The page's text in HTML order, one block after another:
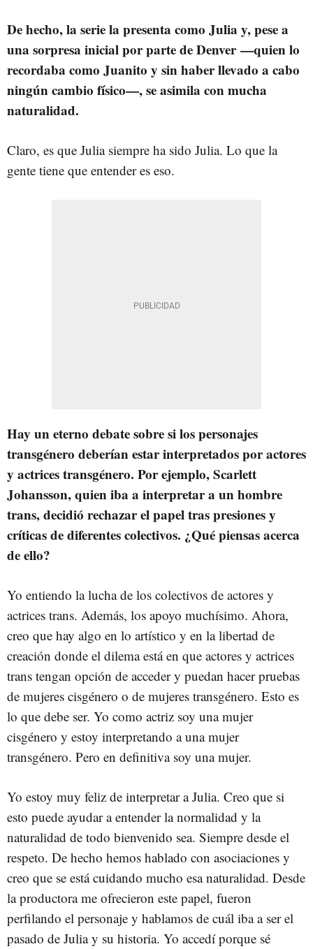
De hecho, la serie la presenta como Julia y, pese a
una sorpresa inicial por parte de Denver —quien lo
recordaba como Juanito y sin haber llevado a cabo
ningún cambio físico—, se asimila con mucha
naturalidad.
Claro, es que Julia siempre ha sido Julia. Lo que la
gente tiene que entender es eso.
Hay un eterno debate sobre si los personajes
transgénero deberían estar interpretados por actores
y actrices transgénero. Por ejemplo, Scarlett
Johansson, quien iba a interpretar a un hombre
trans, decidió rechazar el papel tras presiones y
críticas de diferentes colectivos. ¿Qué piensas acerca
de ello?
Yo entiendo la lucha de los colectivos de actores y
actrices trans. Además, los apoyo muchísimo. Ahora,
creo que hay algo en lo artístico y en la libertad de
creación donde el dilema está en que actores y actrices
trans tengan opción de acceder y puedan hacer pruebas
de mujeres cisgénero o de mujeres transgénero. Esto es
lo que debe ser. Yo como actriz soy una mujer
cisgénero y estoy interpretando a una mujer
transgénero. Pero en definitiva soy una mujer.
Yo estoy muy feliz de interpretar a Julia. Creo que si
esto puede ayudar a entender la normalidad y la
naturalidad de todo bienvenido sea. Siempre desde el
respeto. De hecho hemos hablado con asociaciones y
creo que se está cuidando mucho esa naturalidad. Desde
la productora me ofrecieron este papel, fueron
perfilando el personaje y hablamos de cuál iba a ser el
pasado de Julia y su historia. Yo accedí porque sé